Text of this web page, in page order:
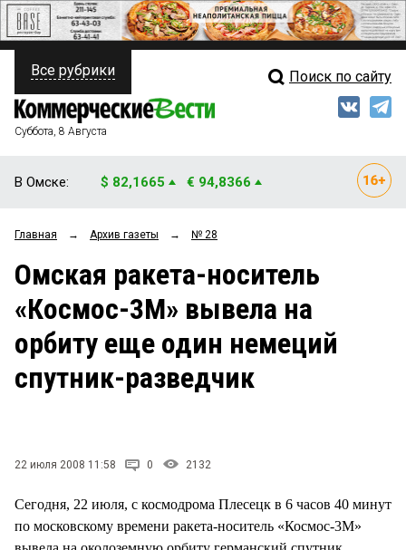
ПОЛИТИКА
ФИНАНСЫ
ОБЩЕСТВО
ЗАКОН
Свежий выпуск
Рейтинги
Блоги
Архив
Все рубрики Поиск по сайту
Суббота, 8 Августа
В Омске: $ 82,1665 € 94,8366
Главная → Архив газеты → № 28
Омская ракета-носитель
«Космос-3М» вывела на
орбиту еще один немеций
спутник-разведчик
22 июля 2008 11:58 0 2132
Сегодня, 22 июля, с космодрома Плесецк в 6 часов 40 минут
по московскому времени ракета-носитель «Космос-3М»